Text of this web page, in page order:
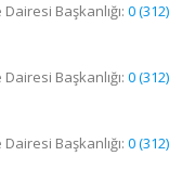
Başkanlığı: 0 (312)
Başkanlığı: 0 (312)
Başkanlığı: 0 (312)